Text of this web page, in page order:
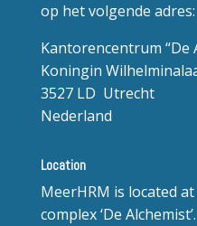
op het volgende adres:
Kantorencentrum “De
Koningin
3527 LD Utrecht
Nederland
Location
MeerHRM is located
complex ‘De